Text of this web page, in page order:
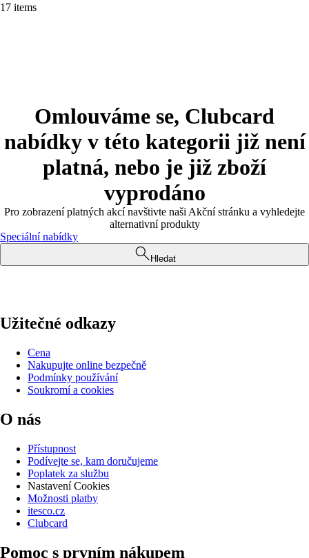
17 items
Omlouváme se, Clubcard
nabídky v této kategorii již není
platná, nebo je již zboží
vyprodáno
Pro zobrazení platných akcí navštivte naši Akční stránku a vyhledejte
alternativní produkty
Speciální nabídky
Hledat
Užitečné odkazy
Cena
Nakupujte online bezpečně
Podmínky používání
Soukromí a cookies
O nás
Přístupnost
Podívejte se, kam doručujeme
Poplatek za službu
Nastavení Cookies
Možnosti platby
itesco.cz
Clubcard
Pomoc s prvním nákupem